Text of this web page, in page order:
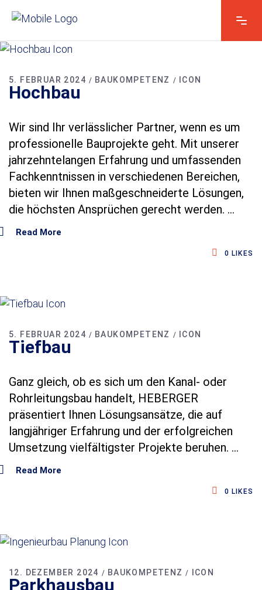
Kontakt E-Mail**
Kontakt telefonisch*
t
e
i
c
h
*
S
G
V
O
-
E
i
n
e
d
s
K
Ihre Nachricht
DSGVO-Einverständnis*
Mit Setzen des Hakens erkläre ich mich
Daten für die Bearbeitung meiner Anfrage
elektronisch erhoben und gespeichert
werden. Diese Einwilligung kann jederzeit
mit einer Nachricht an uns widerrufen
werden.
5. FEBRUAR 2024 BAUKOMPETENZ ICON
Hochbau
Wir sind Ihr verlässlicher Partner, wenn es um
professionelle Bauprojekte geht. Mit unserer
jahrzehntelangen Erfahrung und umfassenden
Fachkenntnissen in verschiedenen Bereichen,
bieten wir Ihnen maßgeschneiderte Lösungen,
die höchsten Ansprüchen gerecht werden.
Read More
0 LIKES
5. FEBRUAR 2024 BAUKOMPETENZ ICON
Tiefbau
Ganz gleich, ob es sich um den Kanal- oder
Rohrleitungsbau handelt, HEBERGER
präsentiert Ihnen Lösungsansätze, die auf
langjähriger Erfahrung und der erfolgreichen
Umsetzung vielfältigster Projekte beruhen.
Read More
0 LIKES
12. DEZEMBER 2024 BAUKOMPETENZ ICON
Parkhausbau